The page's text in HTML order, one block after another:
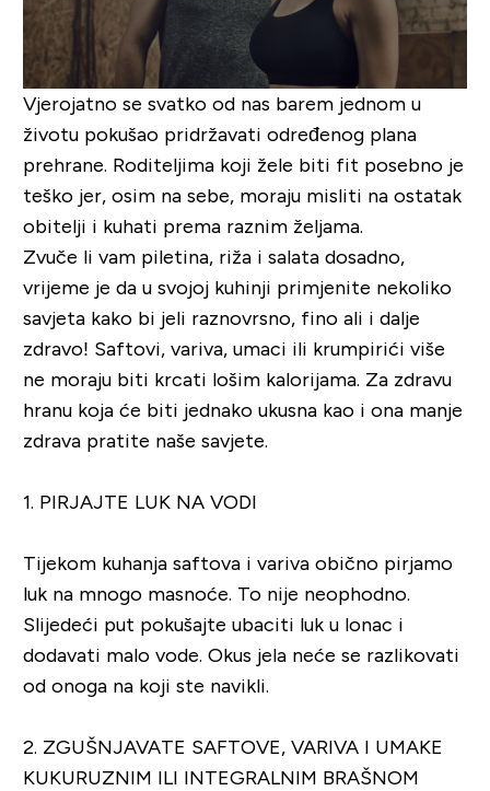
Vjerojatno se svatko od nas barem jednom u
životu pokušao pridržavati određenog plana
prehrane. Roditeljima koji žele biti fit posebno je
teško jer, osim na sebe, moraju misliti na ostatak
obitelji i kuhati prema raznim željama.
Zvuče li vam piletina, riža i salata dosadno,
vrijeme je da u svojoj kuhinji primjenite nekoliko
savjeta kako bi jeli raznovrsno, fino ali i dalje
zdravo! Saftovi, variva, umaci ili krumpirići više
ne moraju biti krcati lošim kalorijama. Za zdravu
hranu koja će biti jednako ukusna kao i ona manje
zdrava pratite naše savjete.
1. PIRJAJTE LUK NA VODI
Tijekom kuhanja saftova i variva obično pirjamo
luk na mnogo masnoće. To nije neophodno.
Slijedeći put pokušajte ubaciti luk u lonac i
dodavati malo vode. Okus jela neće se razlikovati
od onoga na koji ste navikli.
2. ZGUŠNJAVATE SAFTOVE, VARIVA I UMAKE
KUKURUZNIM ILI INTEGRALNIM BRAŠNOM